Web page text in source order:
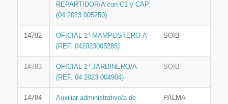
REPARTIDOR/A con C1 y CAP
(04 2023 005250)
14782
OFICIAL 1ª MAMPOSTERO-A
(REF. 042023005285)
SOIB
14783
OFICIAL 1ª JARDINERO/A
(REF. 04 2023 004904)
SOIB
14784
Auxiliar administrativo/a de
PALMA